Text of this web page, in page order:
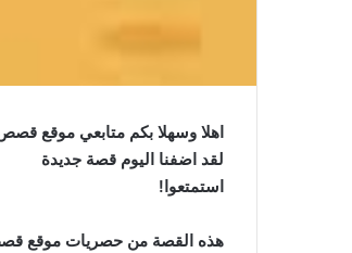
اهلا وسهلا بكم متابعي موقع
لقد اضفنا اليوم قصة جديدة
استمتعوا!
هذه القصة من حصريات موقع